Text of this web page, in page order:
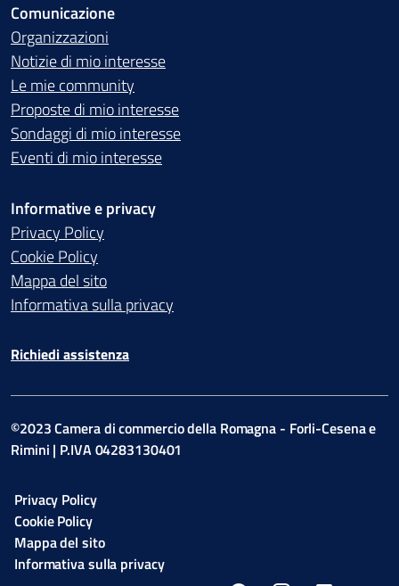
Comunicazione
Organizzazioni
Notizie di mio interesse
Le mie community
Proposte di mio interesse
Sondaggi di mio interesse
Eventi di mio interesse
Informative e privacy
Privacy Policy
Cookie Policy
Mappa del sito
Informativa sulla privacy
Richiedi assistenza
©2023 Camera di commercio della Romagna - Forli-Cesena e
Rimini | P.IVA 04283130401
Privacy Policy
Cookie Policy
Mappa del sito
Informativa sulla privacy